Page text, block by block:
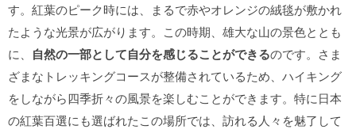
す。紅葉のピーク時には、まるで赤やオレンジの絨毯が敷かれ
たような光景が広がります。この時期、雄大な山の景色ととも
に、 自然の一部として自分を感じることができるのです。さま
ざまなトレッキングコースが整備されているため、ハイキング
をしながら四季折々の風景を楽しむことができます。特に日本
の紅葉百選にも選ばれたこの場所では、訪れる人々を魅了して